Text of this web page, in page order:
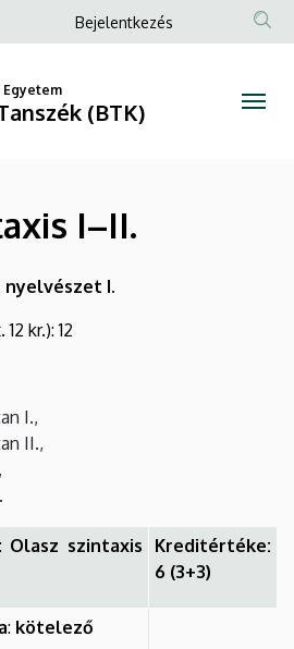
Anonim
menüje
Bejelentkezés
Egyetem
(BTK)
I–II.
nyelvészet I.
kr.): 12
I.,
II.,
Olasz szintaxis
Kreditértéke:
6 (3+3)
: kötelező